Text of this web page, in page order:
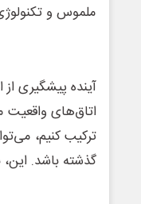
ملموس و
آینده پیشگیری
اتاق‌های واقعیت
ترکیب کنیم،
گذشته باشد.